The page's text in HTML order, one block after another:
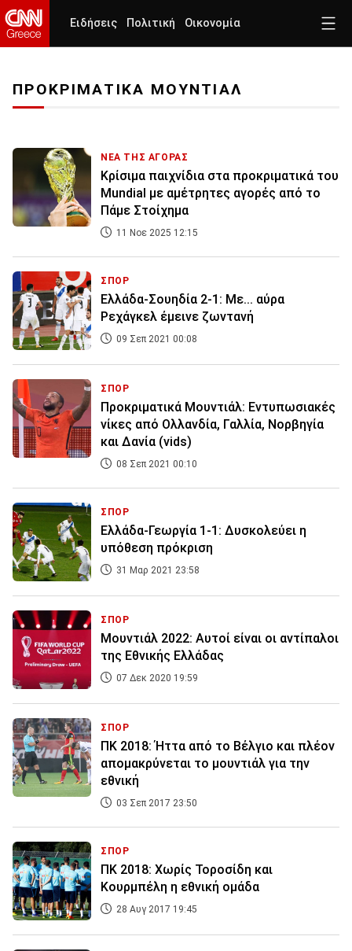
Ειδήσεις Πολιτική Οικονομία
ΠΡΟΚΡΙΜΑΤΙΚΑ ΜΟΥΝΤΙΑΛ
ΝΕΑ ΤΗΣ ΑΓΟΡΑΣ
Κρίσιμα παιχνίδια στα προκριματικά του
Mundial με αμέτρητες αγορές από το
Πάμε Στοίχημα
11 Νοε 2025 12:15
ΣΠΟΡ
Ελλάδα-Σουηδία 2-1: Με... αύρα
Ρεχάγκελ έμεινε ζωντανή
09 Σεπ 2021 00:08
ΣΠΟΡ
Προκριματικά Μουντιάλ: Εντυπωσιακές
νίκες από Ολλανδία, Γαλλία, Νορβηγία
και Δανία (vids)
08 Σεπ 2021 00:10
ΣΠΟΡ
Ελλάδα-Γεωργία 1-1: Δυσκολεύει η
υπόθεση πρόκριση
31 Μαρ 2021 23:58
ΣΠΟΡ
Μουντιάλ 2022: Αυτοί είναι οι αντίπαλοι
της Εθνικής Ελλάδας
07 Δεκ 2020 19:59
ΣΠΟΡ
ΠΚ 2018: Ήττα από το Βέλγιο και πλέον
απομακρύνεται το μουντιάλ για την
εθνική
03 Σεπ 2017 23:50
ΣΠΟΡ
ΠΚ 2018: Χωρίς Τοροσίδη και
Κουρμπέλη η εθνική ομάδα
28 Αυγ 2017 19:45